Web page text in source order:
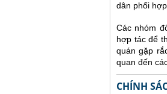
dân phối
Các nhóm
hợp tác để
quán gặp
quan đến
CHÍNH